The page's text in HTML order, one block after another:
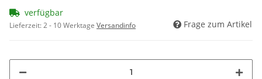
verfügbar
Lieferzeit:2 - 10 Werktage Versandinfo Frage zum Artikel